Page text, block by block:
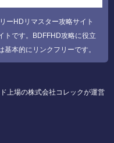
ーHDリマスター攻略サイト
トです。BDFFHD攻略に役立
本的にリンクフリーです。
上場の株式会社コレックが運営